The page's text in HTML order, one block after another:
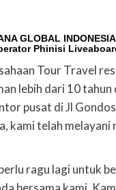
GLOBAL INDONESIA
Phinisi
Tour Travel
lebih dari 10 tahun
pusat di Jl
kami telah melayani
ragu lagi untuk